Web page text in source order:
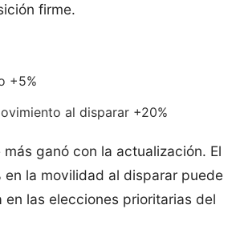
firme.
+5%
al disparar +20%
ganó con la actualización. El
en la movilidad al disparar puede
en las elecciones prioritarias del